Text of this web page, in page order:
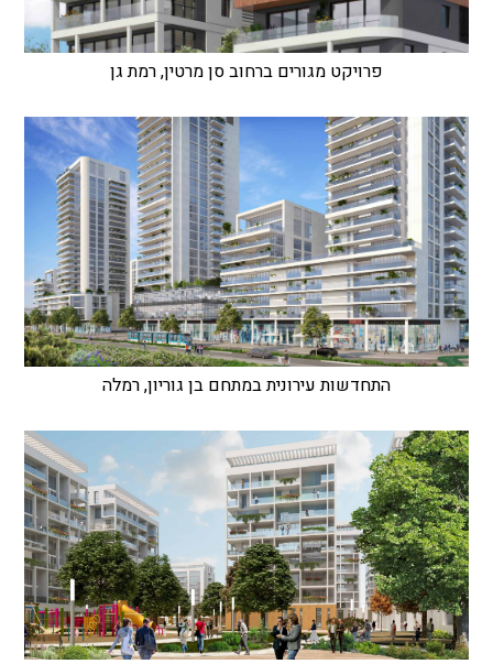
פרויקט מגורים ברחוב סן מרטין, רמת גן
התחדשות עירונית במתחם בן גוריון, רמלה